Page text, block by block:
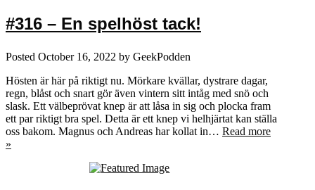
#316 – En spelhöst tack!
Posted October 16, 2022 by GeekPodden
Hösten är här på riktigt nu. Mörkare kvällar, dystrare dagar,
regn, blåst och snart gör även vintern sitt intåg med snö och
slask. Ett välbeprövat knep är att låsa in sig och plocka fram
ett par riktigt bra spel. Detta är ett knep vi helhjärtat kan ställa
oss bakom. Magnus och Andreas har kollat in… Read more
»